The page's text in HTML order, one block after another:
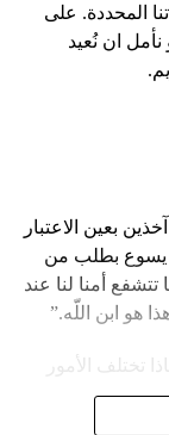
المحددة. على
ان نُعيد
بعين الاعتبار
يسوع بطلب من
” (يوحنا ٢: ١١). دائماً ما تتشفع أمنا لنا عند
هو ابن اللّه.”
تختلف الأمور